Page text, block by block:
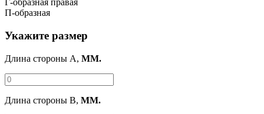
Г-образная правая
П-образная
Укажите размер
Длина стороны A, ММ.
Длина стороны B, ММ.